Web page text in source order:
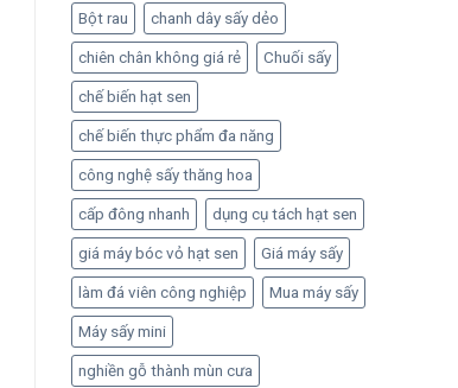
Bột rau chanh dây sấy dẻo
chiên chân không giá rẻ Chuối sấy
chế biến hạt sen
chế biến thực phẩm đa năng
công nghệ sấy thăng hoa
cấp đông nhanh dụng cụ tách hạt sen
giá máy bóc vỏ hạt sen Giá máy sấy
làm đá viên công nghiệp Mua máy sấy
Máy sấy mini
nghiền gỗ thành mùn cưa